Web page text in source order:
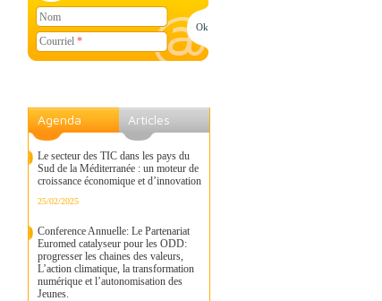
Courriel *
Nom
Agenda Articles
Le secteur des TIC dans les pays du
Sud de la Méditerranée : un moteur de
croissance économique et d’innovation
25/02/2025
Conference Annuelle: Le Partenariat
Euromed catalyseur pour les ODD:
progresser les chaines des valeurs,
L’action climatique, la transformation
numérique et l’autonomisation des
Jeunes.